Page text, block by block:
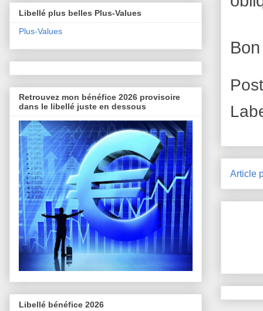
Article
Libellé plus belles Plus-Values
Plus-Values
Retrouvez mon bénéfice 2026 provisoire
dans le libellé juste en dessous
Libellé bénéfice 2026